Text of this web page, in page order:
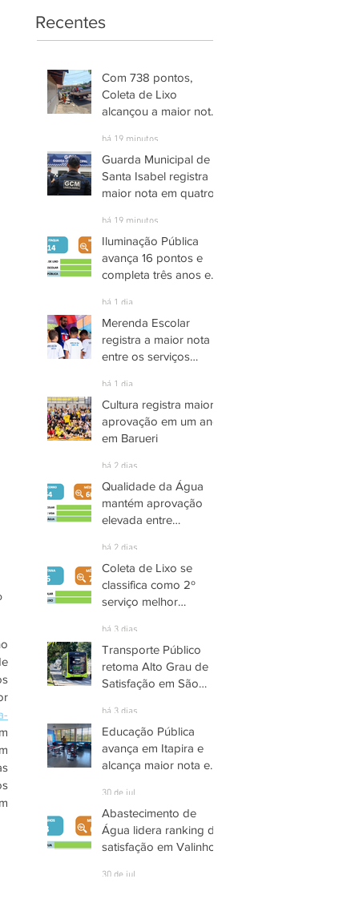
Recentes
Com 738 pontos,
Coleta de Lixo
alcançou a maior nota
avaliados em
Piracicaba
há 19 minutos
Guarda Municipal de
Santa Isabel registra
maior nota em quatro
INDSAT
há 19 minutos
Iluminação Pública
avança 16 pontos e
completa três anos em
Satisfação em
Itaquaquecetuba
há 1 dia
Merenda Escolar
registra a maior nota
entre os serviços
há 1 dia
Cultura registra maior
aprovação em um ano
em Barueri
há 2 dias
Qualidade da Água
mantém aprovação
elevada entre
há 2 dias
Coleta de Lixo se
classifica como 2º
serviço melhor
de Parnaíba
há 3 dias
Transporte Público
retoma Alto Grau de
Satisfação em São
há 3 dias
Educação Pública
avança em Itapira e
alcança maior nota em
30 de jul.
Abastecimento de
Água lidera ranking de
satisfação em Valinhos
30 de jul.